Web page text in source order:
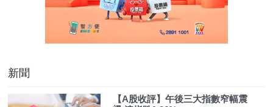
新聞
【A股收評】午後三大指數窄幅震